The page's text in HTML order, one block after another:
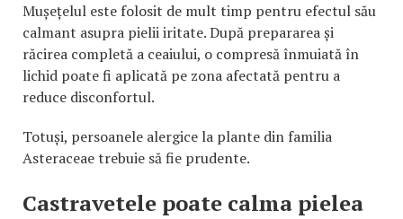
Mușețelul este folosit de mult timp pentru efectul său
calmant asupra pielii iritate. După prepararea și
răcirea completă a ceaiului, o compresă înmuiată în
lichid poate fi aplicată pe zona afectată pentru a
reduce disconfortul.
Totuși, persoanele alergice la plante din familia
Asteraceae trebuie să fie prudente.
Castravetele poate calma pielea